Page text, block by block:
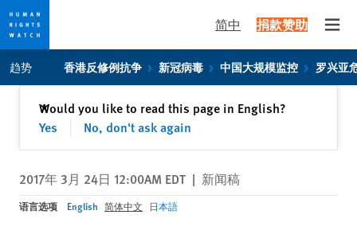
Skip
to
privacy
Skip
to
content
简中 捐款赞助
趋势 香港反修例抗争 新冠病毒 中国大规模监控 罗兴亚
Would you like to read this page in English?
Yes
No, don't ask again
✕关闭
2017年 3月 24日 12:00AM EDT | 新闻稿
语言选项 English 简体中文 日本語